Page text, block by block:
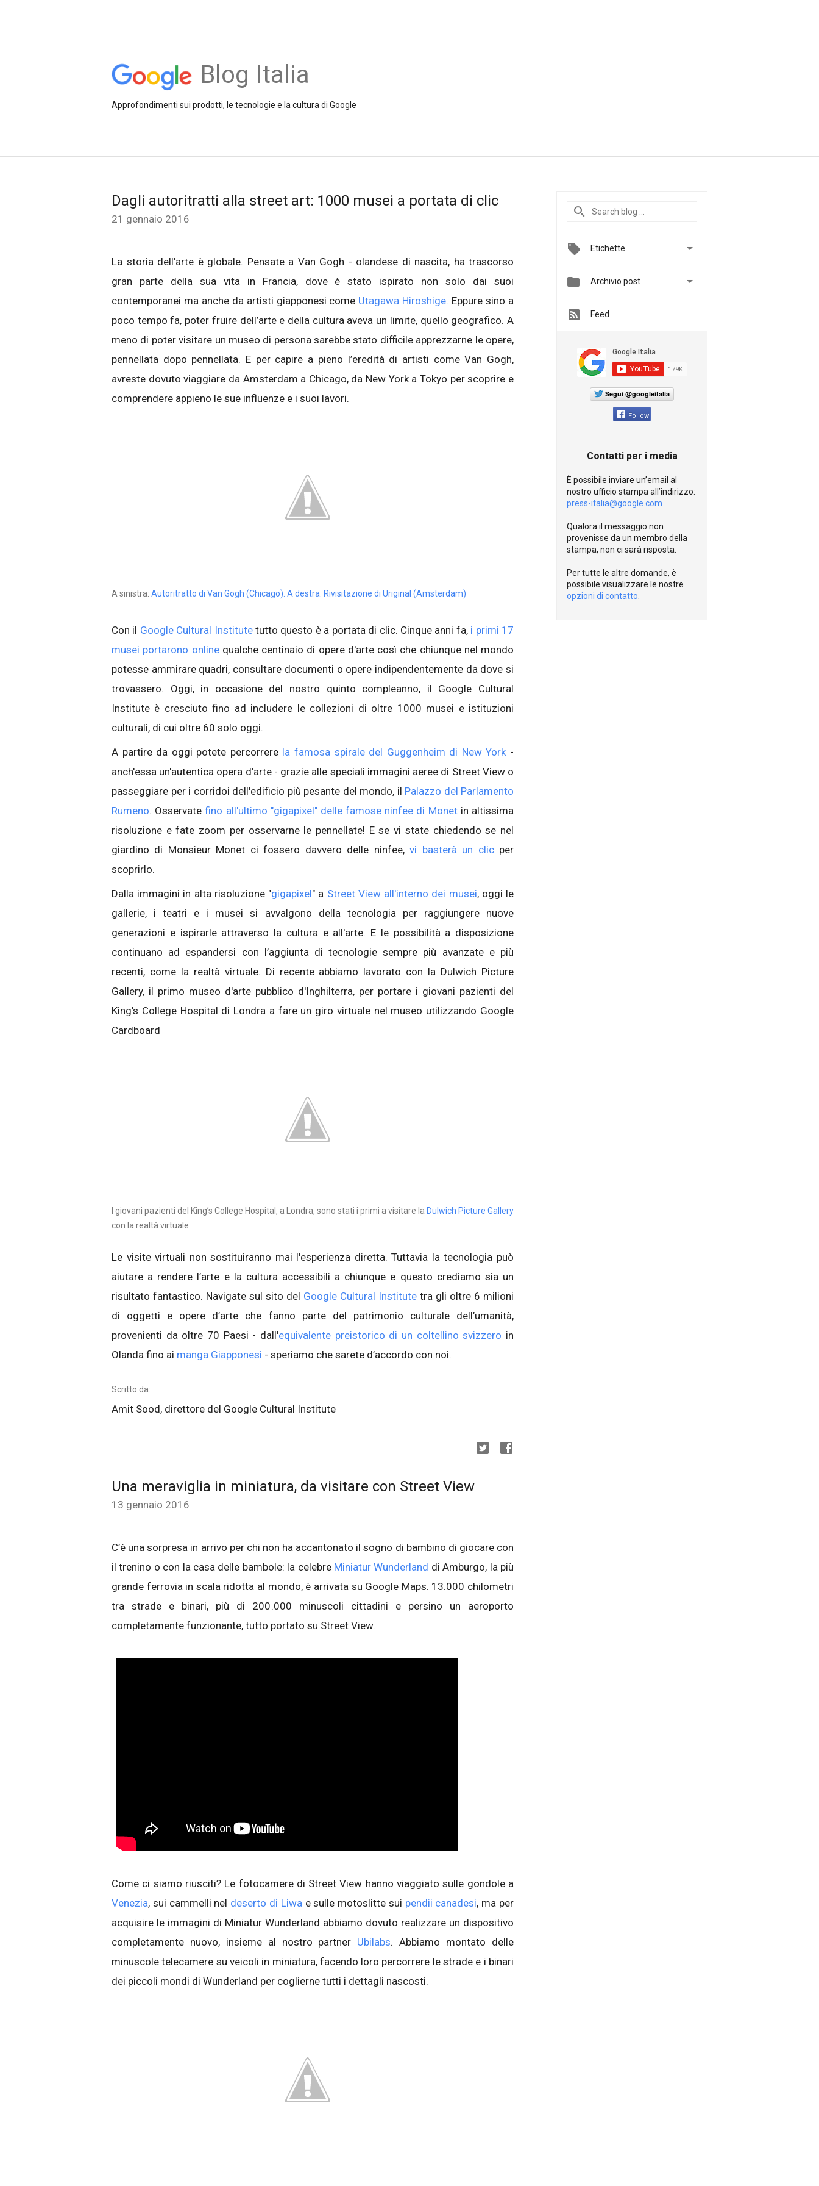
Blog Italia
Approfondimenti sui prodotti, le tecnologie e la cultura di Google
Dagli autoritratti alla street art: 1000 musei a portata di clic
21 gennaio 2016
La storia dell’arte è globale. Pensate a Van Gogh - olandese di nascita, ha trascorso
gran parte della sua vita in Francia, dove è stato ispirato non solo dai suoi
contemporanei ma anche da artisti giapponesi come Utagawa Hiroshige. Eppure sino a
poco tempo fa, poter fruire dell’arte e della cultura aveva un limite, quello geografico. A
meno di poter visitare un museo di persona sarebbe stato difficile apprezzarne le opere,
pennellata dopo pennellata. E per capire a pieno l’eredità di artisti come Van Gogh,
avreste dovuto viaggiare da Amsterdam a Chicago, da New York a Tokyo per scoprire e
comprendere appieno le sue influenze e i suoi lavori.
A sinistra: Autoritratto di Van Gogh (Chicago). A destra: Rivisitazione di Uriginal (Amsterdam)
Con il Google Cultural Institutetutto questo è a portata di clic. Cinque anni fa, i primi 17
musei portarono onlinequalche centinaio di opere d'arte così che chiunque nel mondo
potesse ammirare quadri, consultare documenti o opere indipendentemente da dove si
trovassero. Oggi, in occasione del nostro quinto compleanno, il Google Cultural
Institute è cresciuto fino ad includere le collezioni di oltre 1000 musei e istituzioni
culturali, di cui oltre 60 solo oggi.
A partire da oggi potete percorrere la famosa spirale del Guggenheim di New York -
anch'essa un'autentica opera d'arte - grazie alle speciali immagini aeree di Street View o
passeggiare per i corridoi dell'edificio più pesante del mondo, il Palazzo del Parlamento
Rumeno. Osservatefino all'ultimo "gigapixel" delle famose ninfee di Monetin altissima
risoluzione e fate zoom per osservarne le pennellate! E se vi state chiedendo se nel
giardino di Monsieur Monet ci fossero davvero delle ninfee,vi basterà un clicper
scoprirlo.
Dalla immagini in alta risoluzione "gigapixel" a Street View all'interno dei musei, oggi le
gallerie, i teatri e i musei si avvalgono della tecnologia per raggiungere nuove
generazioni e ispirarle attraverso la cultura e all'arte. E le possibilità a disposizione
continuano ad espandersi con l’aggiunta di tecnologie sempre più avanzate e più
recenti, come la realtà virtuale. Di recente abbiamo lavorato con la Dulwich Picture
Gallery, il primo museo d'arte pubblico d'Inghilterra, per portare i giovani pazienti del
King’s College Hospital di Londra a fare un giro virtuale nel museo utilizzando Google
Cardboard
I giovani pazienti del King’s College Hospital, a Londra, sono stati i primi a visitare la Dulwich Picture Gallery
con la realtà virtuale.
Le visite virtuali non sostituiranno mai l'esperienza diretta. Tuttavia la tecnologia può
aiutare a rendere l’arte e la cultura accessibili a chiunque e questo crediamo sia un
risultato fantastico. Navigate sul sito del Google Cultural Institute tra gli oltre 6 milioni
di oggetti e opere d’arte che fanno parte del patrimonio culturale dell’umanità,
provenienti da oltre 70 Paesi - dall'equivalente preistorico di un coltellino svizzero in
Olanda fino ai manga Giapponesi - speriamo che sarete d’accordo con noi.
Scritto da:
Amit Sood, direttore del Google Cultural Institute
Una meraviglia in miniatura, da visitare con Street View
13 gennaio 2016
C’è una sorpresa in arrivo per chi non ha accantonato il sogno di bambino di giocare con
il trenino o con la casa delle bambole: la celebre Miniatur Wunderland di Amburgo, la più
grande ferrovia in scala ridotta al mondo, è arrivata su Google Maps. 13.000 chilometri
tra strade e binari, più di 200.000 minuscoli cittadini e persino un aeroporto
completamente funzionante, tutto portato su Street View.
Come ci siamo riusciti? Le fotocamere di Street View hanno viaggiato sulle gondole a
Venezia, sui cammelli nel deserto di Liwae sulle motoslitte sui pendii canadesi, ma per
acquisire le immagini di Miniatur Wunderland abbiamo dovuto realizzare un dispositivo
completamente nuovo, insieme al nostro partner Ubilabs. Abbiamo montato delle
minuscole telecamere su veicoli in miniatura, facendo loro percorrere le strade e i binari
dei piccoli mondi di Wunderland per coglierne tutti i dettagli nascosti.
Etichette 
 Archivio post 
Feed
Segui @googleitalia
Follow
Contatti per i media
È possibile inviare un’email al
nostro ufficio stampa all’indirizzo:
press-italia@google.com
Qualora il messaggio non
provenisse da un membro della
stampa, non ci sarà risposta.
Per tutte le altre domande, è
possibile visualizzare le nostre
opzioni di contatto